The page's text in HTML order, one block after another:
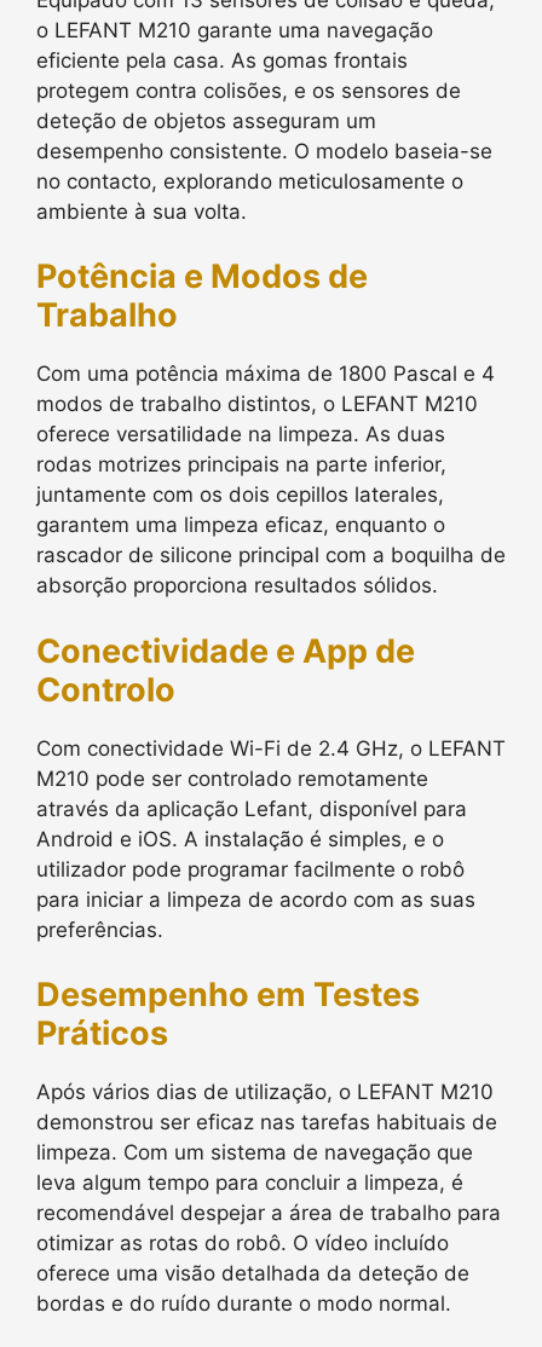
o LEFANT M210 garante uma navegação
eficiente pela casa. As gomas frontais
protegem contra colisões, e os sensores de
deteção de objetos asseguram um
desempenho consistente. O modelo baseia-se
no contacto, explorando meticulosamente o
ambiente à sua volta.
Potência e Modos de
Trabalho
Com uma potência máxima de 1800 Pascal e 4
modos de trabalho distintos, o LEFANT M210
oferece versatilidade na limpeza. As duas
rodas motrizes principais na parte inferior,
juntamente com os dois cepillos laterales,
garantem uma limpeza eficaz, enquanto o
rascador de silicone principal com a boquilha de
absorção proporciona resultados sólidos.
Conectividade e App de
Controlo
Com conectividade Wi-Fi de 2.4 GHz, o LEFANT
M210 pode ser controlado remotamente
através da aplicação Lefant, disponível para
Android e iOS. A instalação é simples, e o
utilizador pode programar facilmente o robô
para iniciar a limpeza de acordo com as suas
preferências.
Desempenho em Testes
Práticos
Após vários dias de utilização, o LEFANT M210
demonstrou ser eficaz nas tarefas habituais de
limpeza. Com um sistema de navegação que
leva algum tempo para concluir a limpeza, é
recomendável despejar a área de trabalho para
otimizar as rotas do robô. O vídeo incluído
oferece uma visão detalhada da deteção de
bordas e do ruído durante o modo normal.